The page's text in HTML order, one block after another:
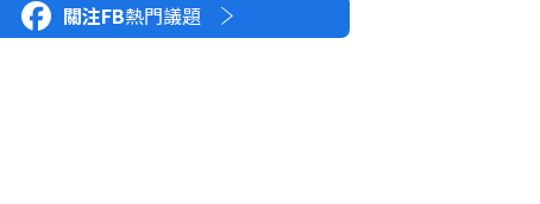
關注FB熱門議題